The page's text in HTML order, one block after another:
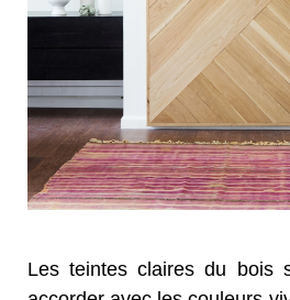
Les teintes claires du bois